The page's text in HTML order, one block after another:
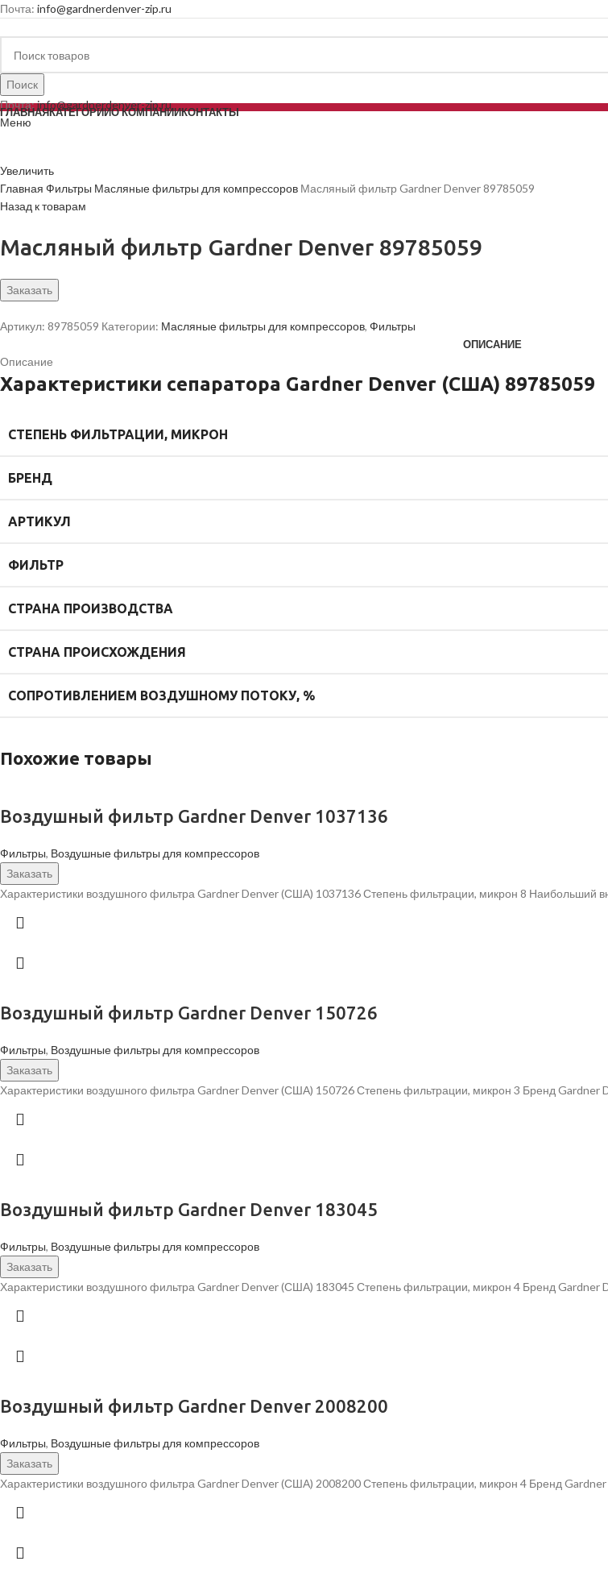
Почта: info@gardnerdenver-zip.ru
Поиск
Почта:info@gardnerdenver-zip.ru
Меню
ГЛАВНАЯКАТЕГОРИИО КОМПАНИИКОНТАКТЫ
Увеличить
Главная Фильтры Масляные фильтры для компрессоров Масляный фильтр Gardner Denver 89785059
Назад к товарам
Масляный фильтр Gardner Denver 89785059
Заказать
Артикул: 89785059 Категории: Масляные фильтры для компрессоров, Фильтры
ОПИСАНИЕ
Описание
Характеристики сепаратора Gardner Denver (США) 89785059
СТЕПЕНЬ ФИЛЬТРАЦИИ, МИКРОН
БРЕНД
АРТИКУЛ
ФИЛЬТР
СТРАНА ПРОИЗВОДСТВА
СТРАНА ПРОИСХОЖДЕНИЯ
СОПРОТИВЛЕНИЕМ ВОЗДУШНОМУ ПОТОКУ, %
Похожие товары
Воздушный фильтр Gardner Denver 1037136
Фильтры, Воздушные фильтры для компрессоров
Заказать
Характеристики воздушного фильтра Gardner Denver (США) 1037136 Степень фильтрации, микрон 8 Наибольший
Воздушный фильтр Gardner Denver 150726
Фильтры, Воздушные фильтры для компрессоров
Заказать
Характеристики воздушного фильтра Gardner Denver (США) 150726 Степень фильтрации, микрон 3 Бренд
Воздушный фильтр Gardner Denver 183045
Фильтры, Воздушные фильтры для компрессоров
Заказать
Характеристики воздушного фильтра Gardner Denver (США) 183045 Степень фильтрации, микрон 4 Бренд
Воздушный фильтр Gardner Denver 2008200
Фильтры, Воздушные фильтры для компрессоров
Заказать
Характеристики воздушного фильтра Gardner Denver (США) 2008200 Степень фильтрации, микрон 4 Бренд